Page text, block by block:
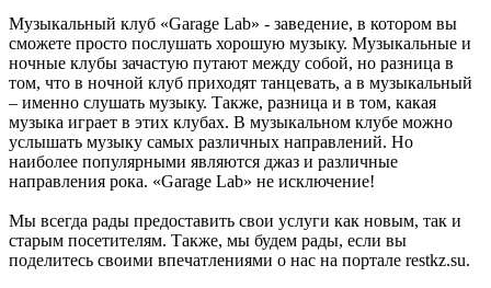
Музыкальный клуб «Garage Lab» - заведение, в котором вы
сможете просто послушать хорошую музыку. Музыкальные и
ночные клубы зачастую путают между собой, но разница в
том, что в ночной клуб приходят танцевать, а в музыкальный
– именно слушать музыку. Также, разница и в том, какая
музыка играет в этих клубах. В музыкальном клубе можно
услышать музыку самых различных направлений. Но
наиболее популярными являются джаз и различные
направления рока. «Garage Lab» не исключение!
Мы всегда рады предоставить свои услуги как новым, так и
старым посетителям. Также, мы будем рады, если вы
поделитесь своими впечатлениями о нас на портале restkz.su.